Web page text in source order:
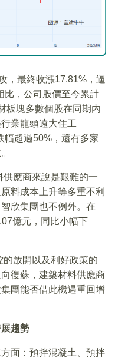
，最終收漲17.81%，逼
比，公司股價至今累計
板塊多數個股在同期内
業龍頭遠大住工
幅超過50%，還有多家
應商來說是艱難的一
料成本上升等多重不利
欣集團也不例外。在
億元，同比小幅下
放開以及利好政策的
復蘇，建築材料供應商
團能否借此機遇重回增
趨勢
面：預拌混凝土、預拌